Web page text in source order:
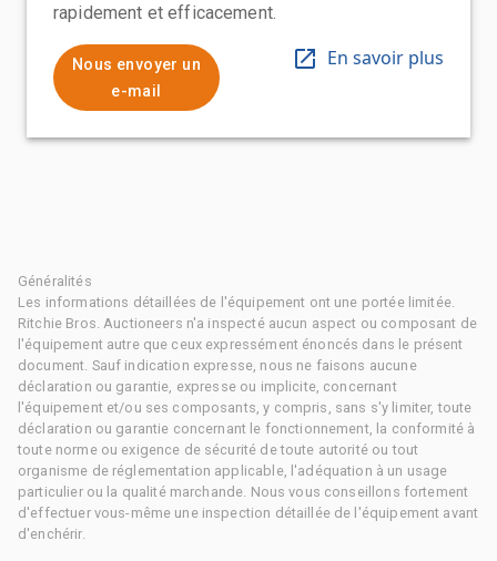
rapidement et efficacement.
Nous envoyer un
e-mail
En savoir plus
Généralités
Les informations détaillées de l'équipement ont une portée limitée.
Ritchie Bros. Auctioneers n'a inspecté aucun aspect ou composant de
l'équipement autre que ceux expressément énoncés dans le présent
document. Sauf indication expresse, nous ne faisons aucune
déclaration ou garantie, expresse ou implicite, concernant
l'équipement et/ou ses composants, y compris, sans s'y limiter, toute
déclaration ou garantie concernant le fonctionnement, la conformité à
toute norme ou exigence de sécurité de toute autorité ou tout
organisme de réglementation applicable, l'adéquation à un usage
particulier ou la qualité marchande. Nous vous conseillons fortement
d'effectuer vous-même une inspection détaillée de l'équipement avant
d'enchérir.